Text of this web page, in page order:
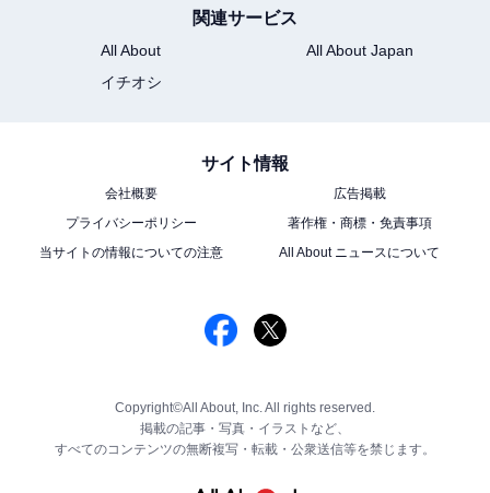
関連サービス
All About
All About Japan
イチオシ
サイト情報
会社概要
広告掲載
プライバシーポリシー
著作権・商標・免責事項
当サイトの情報についての注意
All About ニュースについて
Copyright©All About, Inc. All rights reserved.
掲載の記事・写真・イラストなど、
すべてのコンテンツの無断複写・転載・公衆送信等を禁じます。